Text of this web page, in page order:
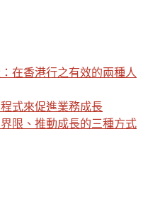
在香港行之有效的兩種人
式來促進業務成長
限、推動成長的三種方式